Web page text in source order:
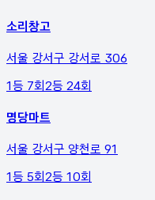
소리창고
서울 강서구 강서로 306
1등 7회2등 24회
명당마트
서울 강서구 양천로 91
1등 5회 2등 10회